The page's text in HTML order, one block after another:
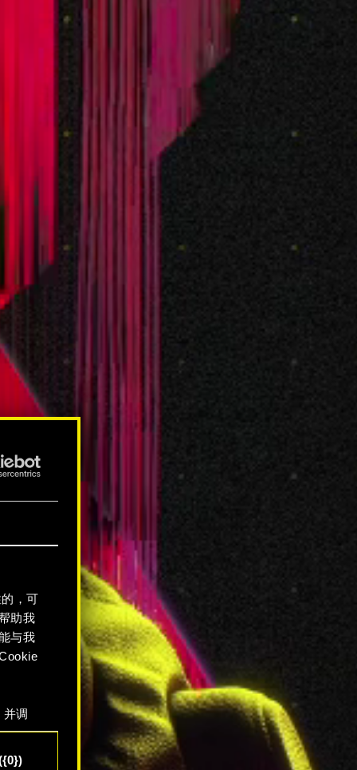
，可
助我
与我
调